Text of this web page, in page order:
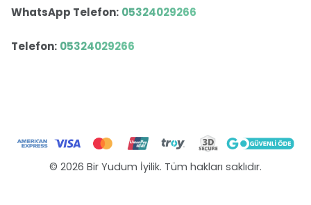
WhatsApp Telefon: 05324029266
Telefon: 05324029266
© 2026 Bir Yudum İyilik. Tüm hakları saklıdır.